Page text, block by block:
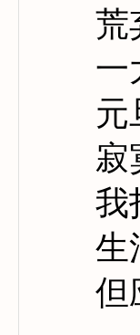
荒弃
一大
元旦
寂寞
我打
生活
但应